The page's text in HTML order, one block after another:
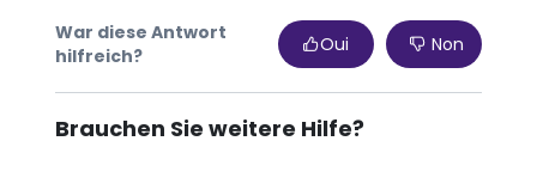
War diese Antwort
hilfreich?
Oui Non
Brauchen Sie weitere Hilfe?